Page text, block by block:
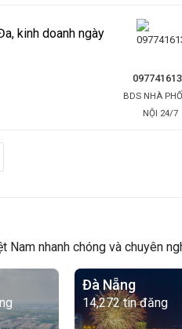
kinh doanh ngày
BDS NHÀ
NỘI 24/7
nhanh chóng và chuyên
Đà Nẵng
14,272 tin đăng